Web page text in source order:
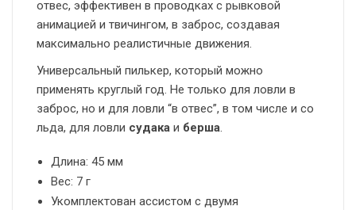
отвес, эффективен в проводках с рывковой
анимацией и твичингом, в заброс, создавая
максимально реалистичные движения.
Универсальный пилькер, который можно
применять круглый год. Не только для ловли в
заброс, но и для ловли “в отвес”, в том числе и со
льда, для ловли судака и берша.
Длина: 45 мм
Вес: 7 г
Укомплектован ассистом с двумя